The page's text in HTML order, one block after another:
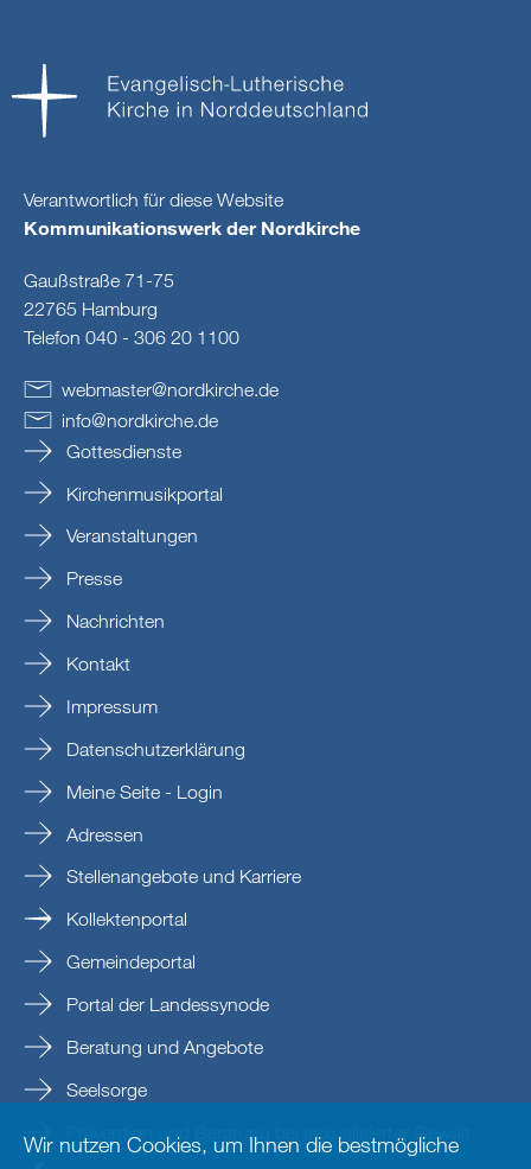
Verantwortlich für diese Website
Kommunikationswerk der Nordkirche
Gaußstraße 71-75
22765 Hamburg
Telefon 040 - 306 20 1100
webmaster@nordkirche.de
info@nordkirche.de
Gottesdienste
Kirchenmusikportal
Veranstaltungen
Presse
Nachrichten
Kontakt
Impressum
Datenschutzerklärung
Meine Seite - Login
Adressen
Stellenangebote und Karriere
Kollektenportal
Gemeindeportal
Portal der Landessynode
Beratung und Angebote
Seelsorge
Prävention und Beratung bei sexualisierter Gewalt
Wir nutzen Cookies, um Ihnen die bestmögliche